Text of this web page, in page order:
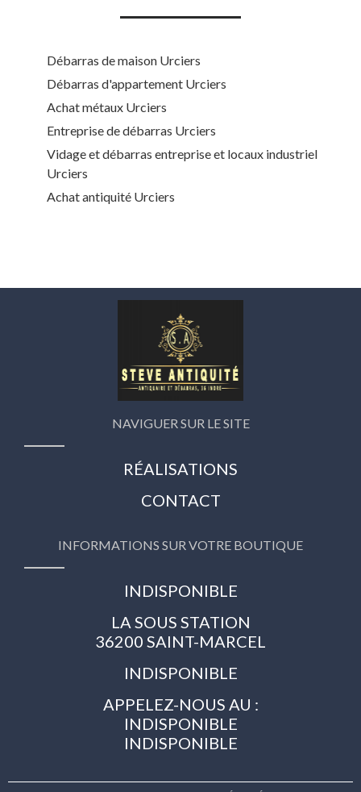
Débarras de maison Urciers
Débarras d'appartement Urciers
Achat métaux Urciers
Entreprise de débarras Urciers
Vidage et débarras entreprise et locaux industriel
Urciers
Achat antiquité Urciers
NAVIGUER SUR LE SITE
RÉALISATIONS
CONTACT
INFORMATIONS SUR VOTRE BOUTIQUE
INDISPONIBLE
LA SOUS STATION
36200 SAINT-MARCEL
INDISPONIBLE
APPELEZ-NOUS AU :
INDISPONIBLE
INDISPONIBLE